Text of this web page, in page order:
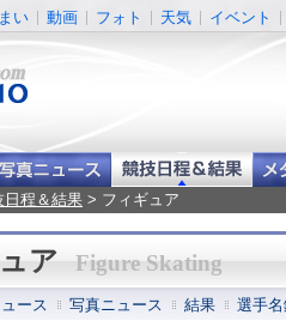
い 動画 フォト 天気 イベント
日程＆結果 > フィギュア
ア Figure Skating
ース 写真ニュース 結果 選手